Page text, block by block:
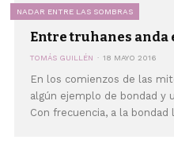
NADAR ENTRE LAS SOMBRAS
Entre truhanes anda
TOMÁS GUILLÉN 18 MAYO 2016
En los comienzos de las
algún ejemplo de bondad y
Con frecuencia, a la bondad